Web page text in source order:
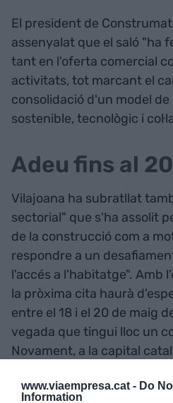
www.viaempresa.cat - Do
Information
El president de
assenyalat que el saló "ha
tant en l'oferta comercial
activitats, tot marcant el
consolidació d'un model
sostenible, tecnològic i
Adeu fins al
Vilajoana ha subratllat
sectorial" que s'ha assolit
de la construcció com a
respondre a un
l'accés a l'habitatge". Amb
la pròxima cita haurà
entre el 18 i el 20 de maig
vegada que tingui lloc un
Novament, a la capital